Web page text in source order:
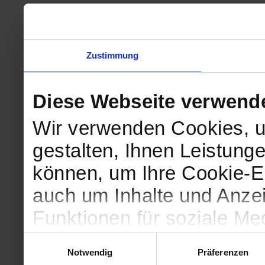
Zustimmung
Diese Webseite
Wir verwenden Cookies,
gestalten, Ihnen
können, um Ihre Cookie-
auch um Inhalte und
Funktionen für soziale
Notwendig
Präferenzen